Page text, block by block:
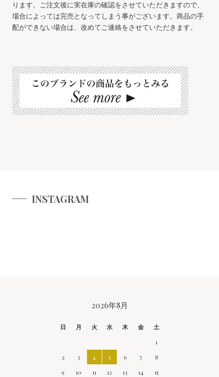
ります。ご注文後に実在庫の確認をさせていただきますので、
場合によっては完売となってしまう事がございます。商品の手
配ができない場合は、改めてご連絡をさせていただきます。
INSTAGRAM
2026年8月
日 月 火 水 木 金
土
1
2
3 4 5 6 7
8
9
10 11 12 13 14
15